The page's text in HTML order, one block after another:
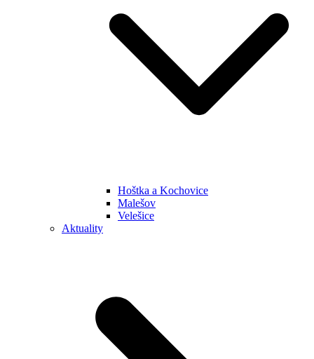
Hoštka a Kochovice
Malešov
Velešice
Aktuality